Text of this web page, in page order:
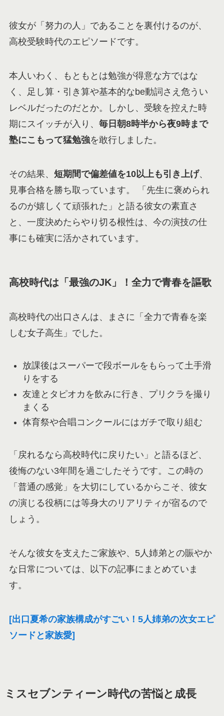
彼女が「努力の人」であることを裏付けるのが、
高校受験時代のエピソードです。
本人いわく、もともとは勉強が得意な方ではな
く、足し算・引き算や基本的なbe動詞さえ危うい
レベルだったのだとか。しかし、受験を控えた時
期にスイッチが入り、 毎日朝8時半から夜9時まで
塾にこもって猛勉強を敢行しました。
その結果、 短期間で偏差値を10以上も引き上げ、
見事合格を勝ち取っています。 「先生に褒められ
るのが嬉しくて頑張れた」と語る彼女の素直さ
と、一度決めたらやり切る根性は、今の演技の仕
事にも確実に活かされています。
高校時代は「最強のJK」！全力で青春を謳歌
高校時代の出口さんは、まさに「全力で青春を楽
しむ女子高生」でした。
放課後はスーパーで段ボールをもらって土手滑
りをする
友達とタピオカを飲みに行き、プリクラを撮り
まくる
体育祭や合唱コンクールにはガチで取り組む
「戻れるなら高校時代に戻りたい」と語るほど、
後悔のない3年間を過ごしたそうです。この時の
「普通の感覚」を大切にしているからこそ、彼女
の演じる役柄には等身大のリアリティが宿るので
しょう。
そんな彼女を支えたご家族や、5人姉弟との賑やか
な日常については、以下の記事にまとめていま
す。
[出口夏希の家族構成がすごい！5人姉弟の次女エピ
ソードと家族愛]
ミスセブンティーン時代の苦悩と成長